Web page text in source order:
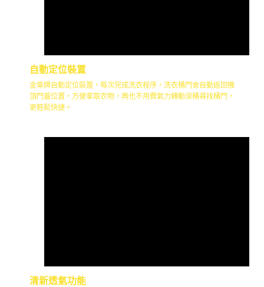
自動定位裝置
金章牌自動定位裝置，每次完成洗衣程序，洗衣桶門會自動返回機
頂門蓋位置，方便拿取衣物，再也不用費氣力轉動滾桶尋找桶門，
更輕鬆快捷。
清新透氣功能